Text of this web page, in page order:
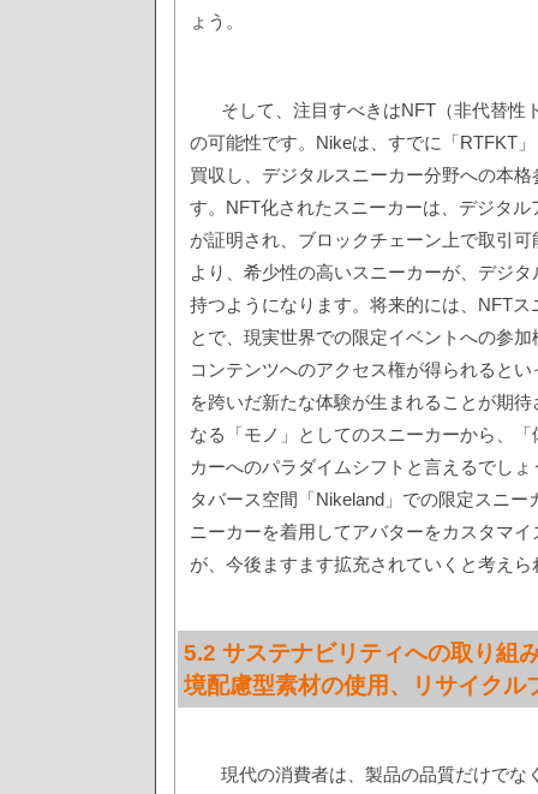
ょう。
そして、注目すべきはNFT（非代替性
の可能性です。Nikeは、すでに「RTFKT
買収し、デジタルスニーカー分野への本
す。NFT化されたスニーカーは、デジタ
が証明され、ブロックチェーン上で取引
より、希少性の高いスニーカーが、デジ
持つようになります。将来的には、NFT
とで、現実世界での限定イベントへの参
コンテンツへのアクセス権が得られると
を跨いだ新たな体験が生まれることが期
なる「モノ」としてのスニーカーから、
カーへのパラダイムシフトと言えるでし
タバース空間「Nikeland」での限定スニー
ニーカーを着用してアバターをカスタマ
が、今後ますます拡充されていくと考えら
5.2 サステナビリティへの取り組
境配慮型素材の使用、リサイクル
現代の消費者は、製品の品質だけでな